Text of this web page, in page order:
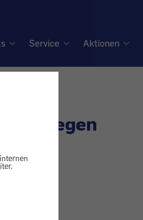
Service Aktionen
gegen